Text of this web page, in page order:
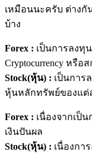
เหมือนนะครับ ต่างกั
บ้าง
Forex : เป็นการลงทุ
Cryptocurrency หรือ
Stock(หุ้น) : เป็นการ
หุ้นหลักทรัพย์ของแต่
Forex : เนื่องจากเป็
เงินปันผล
Stock(หุ้น) : เนื่องกา